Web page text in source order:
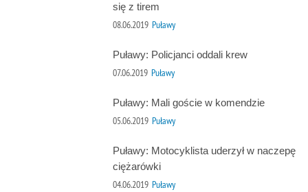
się z tirem
08.06.2019 Puławy
Puławy: Policjanci oddali krew
07.06.2019 Puławy
Puławy: Mali goście w komendzie
05.06.2019 Puławy
Puławy: Motocyklista uderzył w naczepę
ciężarówki
04.06.2019 Puławy